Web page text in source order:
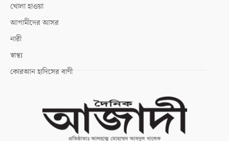
খোলা হাওয়া
আগামীদের আসর
নারী
স্বাস্থ্য
কোরআন হাদিসের বাণী